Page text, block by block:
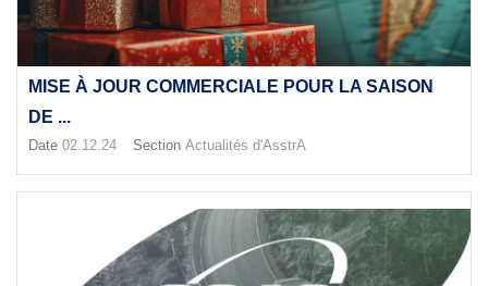
MISE À JOUR COMMERCIALE POUR LA SAISON
DE ...
Date 02.12.24 Section Actualités d'AsstrA